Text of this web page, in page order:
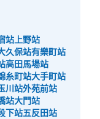
站 上野站
久保站有樂町站
高田馬場站
糸町站大手町站
川站外苑前站
站大門站
下站五反田站